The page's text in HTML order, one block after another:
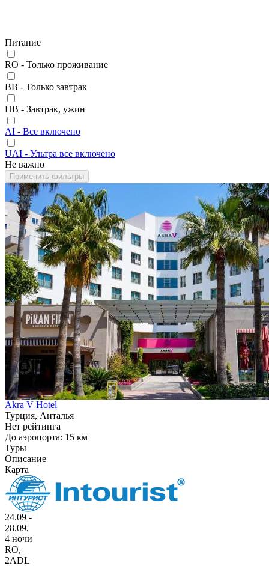
Питание
RO - Только проживание
BB - Только завтрак
HB - Завтрак, ужин
AI - Все включено
UAI - Ультра все включено
Не важно
Применить фильтры
Akra V Hotel
Турция, Анталья
Нет рейтинга
До аэропорта: 15 км
Туры
Описание
Карта
24.09 -
28.09,
4 ночи
RO,
2ADL